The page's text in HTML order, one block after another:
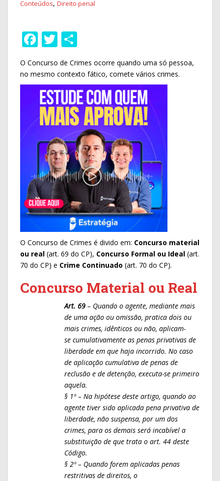
Conteúdos, Direito penal
F
e
b
o
o
T
w
itt
er
h
ar
e
O Concurso de Crimes ocorre quando uma só pessoa,
no mesmo contexto fático, comete vários crimes.
O Concurso de Crimes é divido em: Concurso material
ou real (art. 69 do CP), Concurso Formal ou Ideal (art.
70 do CP) e Crime Continuado (art. 70 do CP).
Concurso Material ou Real
Art. 69 – Quando o agente, mediante mais
de uma ação ou omissão, pratica dois ou
mais crimes, idênticos ou não, aplicam-
se cumulativamente as penas privativas de
liberdade em que haja incorrido. No caso
de aplicação cumulativa de penas de
reclusão e de detenção, executa-se primeiro
aquela.
§ 1º – Na hipótese deste artigo, quando ao
agente tiver sido aplicada pena privativa de
liberdade, não suspensa, por um dos
crimes, para os demais será incabível a
substituição de que trata o art. 44 deste
Código.
§ 2º – Quando forem aplicadas penas
restritivas de direitos, o